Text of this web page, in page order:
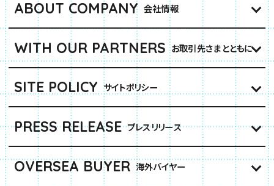
ABOUT COMPANY 会社情報
WITH OUR PARTNERS お取引先さまとともに
SITE POLICY サイトポリシー
PRESS RELEASE プレスリリース
OVERSEA BUYER 海外バイヤー